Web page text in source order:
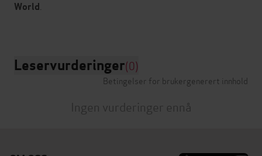
World
Leservurderinger(0)
Betingelser for brukergenerert innhold
Ingen vurderinger ennå